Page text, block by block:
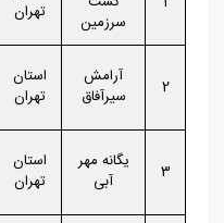
سرزمین
تهران
2
آرامش
سیرآفاق
استان
تهران
3
یگانه مهر
آبی
استان
تهران